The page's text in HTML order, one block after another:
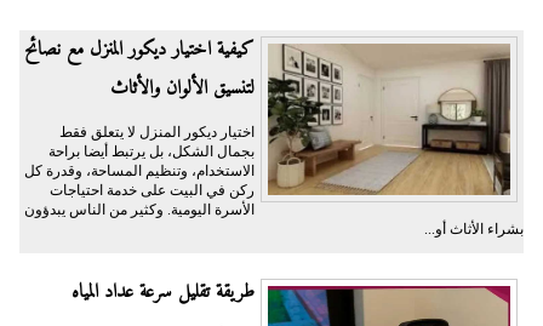
كيفية اختيار ديكور المنزل مع نصائح
لتنسيق الألوان والأثاث
اختيار ديكور المنزل لا يتعلق فقط
بجمال الشكل، بل يرتبط أيضا براحة
الاستخدام، وتنظيم المساحة، وقدرة كل
ركن في البيت على خدمة احتياجات
الأسرة اليومية. وكثير من الناس يبدؤون
بشراء الأثاث أو...
طريقة تقليل سرعة عداد المياه